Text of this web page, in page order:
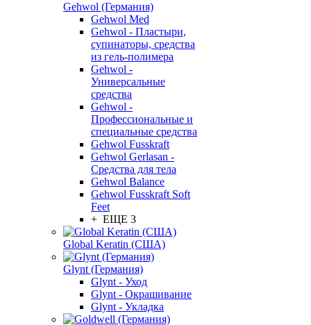
Gehwol (Германия)
Gehwol Med
Gehwol - Пластыри,
супинаторы, средства
из гель-полимера
Gehwol -
Универсальные
средства
Gehwol -
Профессиональные и
специальные средства
Gehwol Fusskraft
Gehwol Gerlasan -
Средства для тела
Gehwol Balance
Gehwol Fusskraft Soft
Feet
+ ЕЩЕ 3
Global Keratin (США)
Glynt (Германия)
Glynt - Уход
Glynt - Окрашивание
Glynt - Укладка